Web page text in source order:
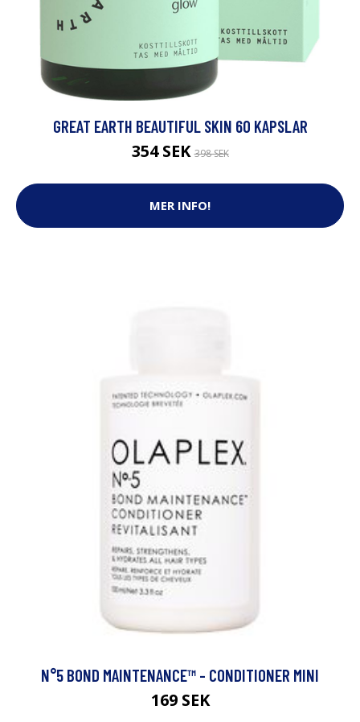
GREAT EARTH BEAUTIFUL SKIN 60 KAPSLAR
354 SEK398 SEK
MER INFO!
N°5 BOND MAINTENANCE™ - CONDITIONER MINI
169 SEK